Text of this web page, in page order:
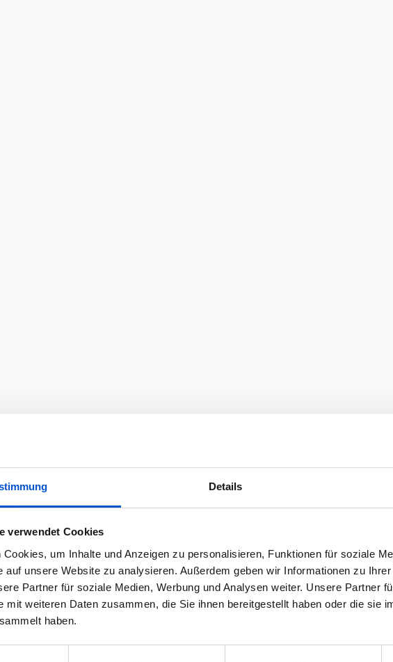
Details
verwendet Cookies
Cookies, um Inhalte und Anzeigen zu personalisieren, Funktionen für soziale
auf unsere Website zu analysieren. Außerdem geben wir Informationen zu
Partner für soziale Medien, Werbung und Analysen weiter. Unsere Partner
mit weiteren Daten zusammen, die Sie ihnen bereitgestellt haben oder die sie
haben.